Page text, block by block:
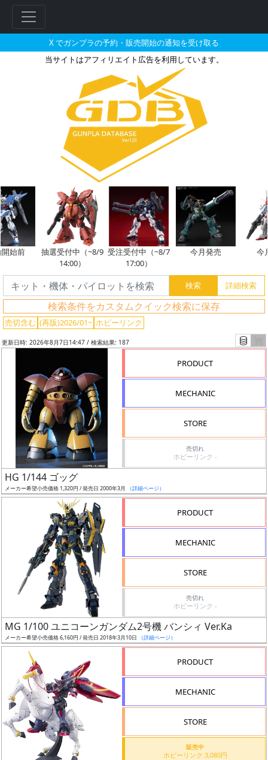
X でガンプラの予約・販売開始の通知を受け取る
当サイトはアフィリエイト広告を利用しています。
ホビーリンクで2026年01月に再
前
抽選受付中（~8/9
14:00）
受注受付中（~8/7
17:00）
今月発売 今月
検索条件をカスタムクイック検索に保存
売切含む (再販)2026/01~ ホビーリンク
リ
ー
グ
レ
ー
ス
ケ
更新日時: 2026年8月7日14:47 / 検索結果: 187
PRODUCT
MECHANIC
STORE
売切れ
ホビーリンク -
HG 1/144 ゴッグ
メーカー希望小売価格 1,320円 / 発売日 2000年3月 （詳細ページ）
PRODUCT
MECHANIC
STORE
売切れ
ホビーリンク -
MG 1/100 ユニコーンガンダム2号機 バンシィ Ver.Ka
メーカー希望小売価格 6,160円 / 発売日 2018年3月10日 （詳細ページ）
PRODUCT
MECHANIC
STORE
販売中
ホビーリンク 3,080円